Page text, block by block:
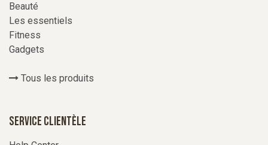
Beauté
Les essentiels
Fitness
Gadgets
Tous les produits
Service Clientèle